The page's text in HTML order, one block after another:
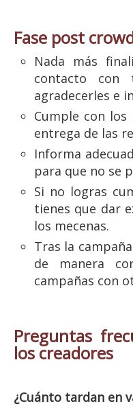
Fase post
Nada más
contacto con
agradecerles e
Cumple con los
entrega de las
Informa
para que no se
Si no logras
tienes que dar
los mecenas.
Tras la
de manera
campañas con
Preguntas
los creadores
¿Cuánto tardan en